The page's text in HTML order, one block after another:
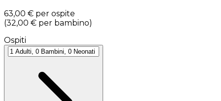
63,00 € per ospite
(32,00 € per bambino)
Ospiti